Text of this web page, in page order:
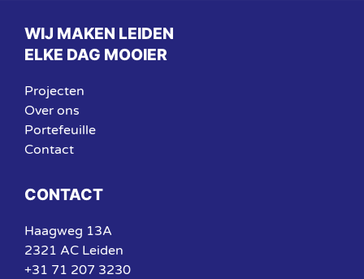
WIJ MAKEN LEIDEN
ELKE DAG MOOIER
Projecten
Over ons
Portefeuille
Contact
CONTACT
Haagweg 13A
2321 AC Leiden
+31 71 207 3230